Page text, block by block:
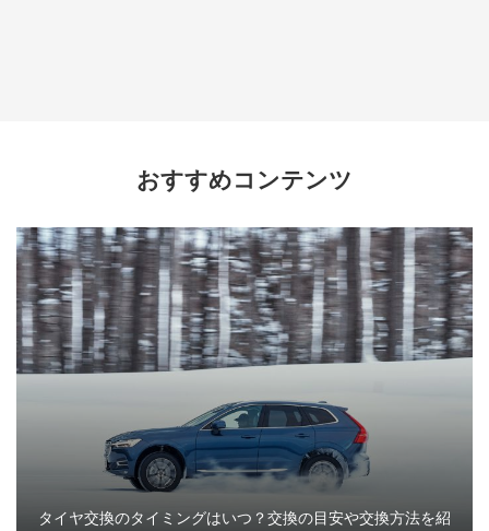
おすすめコンテンツ
タイヤ交換のタイミングはいつ？交換の目安や交換方法を紹